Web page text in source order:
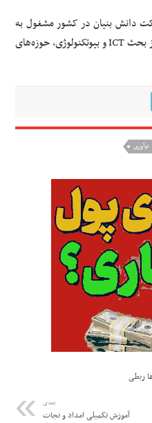
گفت: در حال حاضر ۴۳۵۰ شرکت دانش بنیان در کشور مشغول به
فعالیت هستند و اولویت ویژه ما بعد از بحث ICT و بیوتکنولوژی، حوزه‌های
نوآوری
ربطی
بعدی
آموزش تکمیلی امداد و نجات